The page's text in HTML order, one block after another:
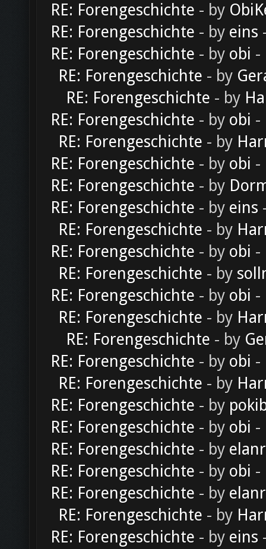
RE: Forengeschichte - by
RE: Forengeschichte - by eins
RE: Forengeschichte - by obi -
RE: Forengeschichte - by
RE: Forengeschichte - by
RE: Forengeschichte - by obi -
RE: Forengeschichte - by
RE: Forengeschichte - by obi -
RE: Forengeschichte - by
RE: Forengeschichte - by eins
RE: Forengeschichte - by
RE: Forengeschichte - by obi -
RE: Forengeschichte - by
RE: Forengeschichte - by obi -
RE: Forengeschichte - by
RE: Forengeschichte - by
RE: Forengeschichte - by obi -
RE: Forengeschichte - by
RE: Forengeschichte - by
RE: Forengeschichte - by obi -
RE: Forengeschichte - by
RE: Forengeschichte - by obi -
RE: Forengeschichte - by
RE: Forengeschichte - by
RE: Forengeschichte - by eins